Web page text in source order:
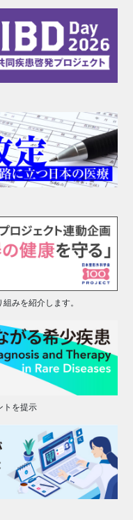
みを紹介します。
トを提示